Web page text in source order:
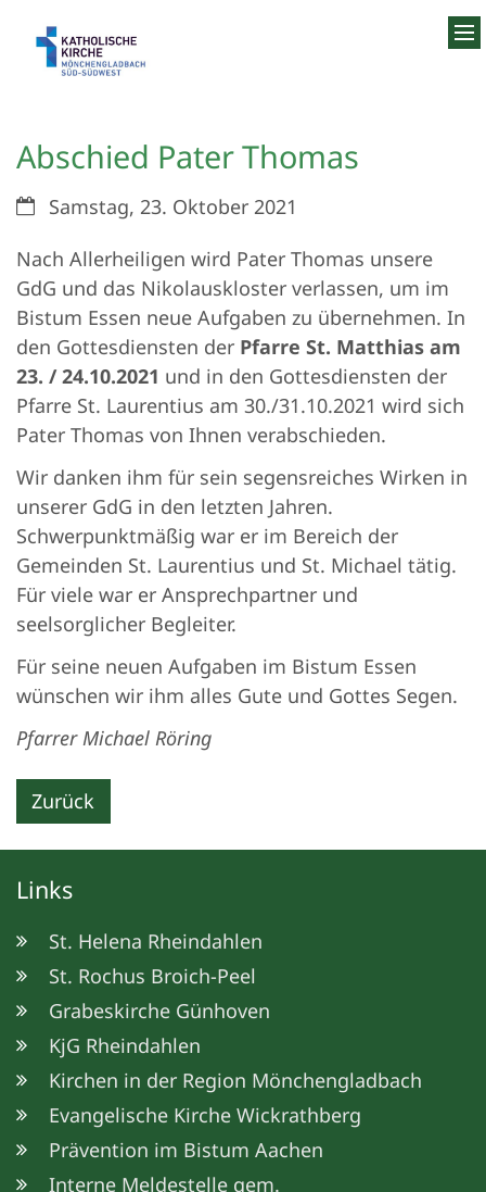
Abschied Pater Thomas
Datum:Samstag, 23. Oktober 2021
Nach Allerheiligen wird Pater Thomas unsere
GdG und das Nikolauskloster verlassen, um im
Bistum Essen neue Aufgaben zu übernehmen. In
den Gottesdiensten der Pfarre St. Matthias am
23. / 24.10.2021 und in den Gottesdiensten der
Pfarre St. Laurentius am 30./31.10.2021 wird sich
Pater Thomas von Ihnen verabschieden.
Wir danken ihm für sein segensreiches Wirken in
unserer GdG in den letzten Jahren.
Schwerpunktmäßig war er im Bereich der
Gemeinden St. Laurentius und St. Michael tätig.
Für viele war er Ansprechpartner und
seelsorglicher Begleiter.
Für seine neuen Aufgaben im Bistum Essen
wünschen wir ihm alles Gute und Gottes Segen.
Pfarrer Michael Röring
Zurück
Links
St. Helena Rheindahlen
St. Rochus Broich-Peel
Grabeskirche Günhoven
KjG Rheindahlen
Kirchen in der Region Mönchengladbach
Evangelische Kirche Wickrathberg
Prävention im Bistum Aachen
Interne Meldestelle gem.